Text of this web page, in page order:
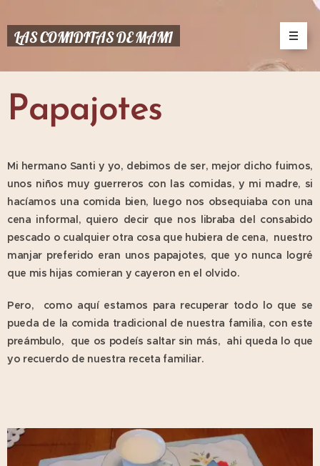
LAS COMIDITAS DE MAMI
Papajotes
Mi hermano Santi y yo, debimos de ser, mejor dicho fuimos,
unos niños muy guerreros con las comidas, y mi madre, si
hacíamos una comida bien, luego nos obsequiaba con una
cena informal, quiero decir que nos libraba del consabido
pescado o cualquier otra cosa que hubiera de cena, nuestro
manjar preferido eran unos papajotes, que yo nunca logré
que mis hijas comieran y cayeron en el olvido.
Pero, como aquí estamos para recuperar todo lo que se
pueda de la comida tradicional de nuestra familia, con este
preámbulo, que os podeís saltar sin más, ahi queda lo que
yo recuerdo de nuestra receta familiar.